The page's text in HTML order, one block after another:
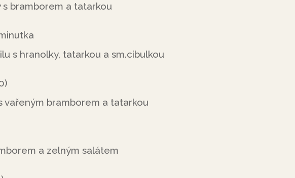
s bramborem a tatarkou
s hranolky, tatarkou a sm.cibulkou
vařeným bramborem a tatarkou
a zelným salátem